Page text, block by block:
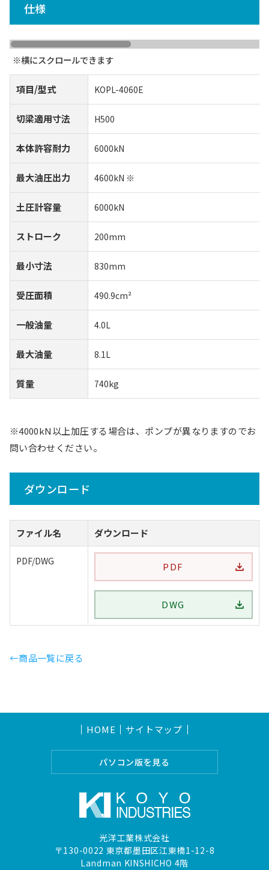
仕様
項目/型式 KOPL-4060E
切梁適用寸法 H500
本体許容耐力 6000kN
最大油圧出力 4600kN ※
土圧計容量 6000kN
ストローク 200mm
最小寸法 830mm
受圧面積 490.9cm²
一般油量 4.0L
最大油量 8.1L
質量 740kg
※4000kN以上加圧する場合は、ポンプが異なりますのでお
問い合わせください。
ダウンロード
ファイル名 ダウンロード
PDF/DWG PDF
DWG
←商品一覧に戻る
HOME サイトマップ
パソコン版を見る
光洋工業株式会社
〒130-0022 東京都墨田区江東橋1-12-8
Landman KINSHICHO 4階